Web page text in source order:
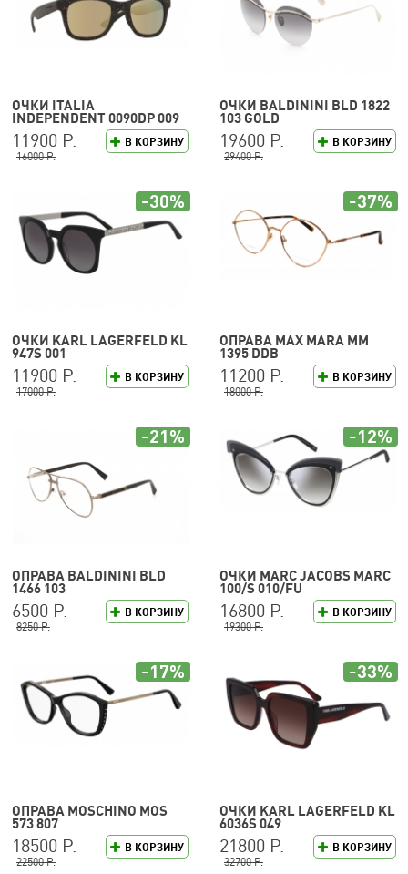
ОЧКИ ITALIA
INDEPENDENT 0090DP 009
120
В КОРЗИНУ
11900 Р.
16000 Р.
ОЧКИ BALDININI BLD 1822
103 GOLD
В КОРЗИНУ
19600 Р.
29400 Р.
ОЧКИ KARL LAGERFELD KL
947S 001
В КОРЗИНУ
11900 Р.
17000 Р.
-30%
ОПРАВА MAX MARA MM
1395 DDB
В КОРЗИНУ
11200 Р.
18000 Р.
-37%
ОПРАВА BALDININI BLD
1466 103
В КОРЗИНУ
6500 Р.
8250 Р.
-21%
ОЧКИ MARC JACOBS MARC
100/S 010/FU
В КОРЗИНУ
16800 Р.
19300 Р.
-12%
ОПРАВА MOSCHINO MOS
573 807
В КОРЗИНУ
18500 Р.
22500 Р.
-17%
ОЧКИ KARL LAGERFELD KL
6036S 049
В КОРЗИНУ
21800 Р.
32700 Р.
-33%